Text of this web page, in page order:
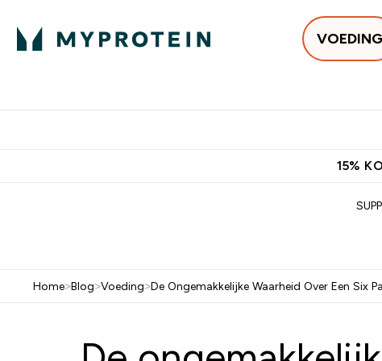
VOEDING
15%
Home>Blog>Voeding>De Ongemakkelijke Waarheid Over Een Six